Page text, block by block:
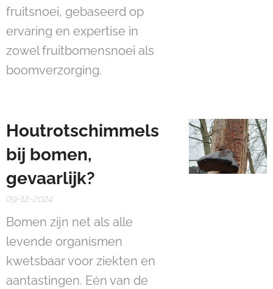
fruitsnoei, gebaseerd op
ervaring en expertise in
zowel fruitbomensnoei als
boomverzorging.
Houtrotschimmels
bij bomen,
gevaarlijk?
09-12-2024
Bomen zijn net als alle
levende organismen
kwetsbaar voor ziekten en
aantastingen. Eén van de